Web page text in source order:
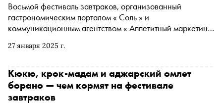
27 января 2025 г.
Восьмой фестиваль завтраков, организованный
гастрономическим порталом « Соль » и
коммуникационным агентством « Аппетитный маркетинг
специальное меню, в том числе в ресторанах Нижнего
Кюкю, крок-мадам и аджарский омлет
борано — чем кормят на фестивале
завтраков